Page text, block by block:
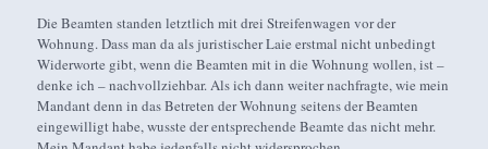
Die Beamten standen letztlich mit drei Streifenwagen vor der
Wohnung. Dass man da als juristischer Laie erstmal nicht unbedingt
Widerworte gibt, wenn die Beamten mit in die Wohnung wollen, ist –
denke ich – nachvollziehbar. Als ich dann weiter nachfragte, wie mein
Mandant denn in das Betreten der Wohnung seitens der Beamten
eingewilligt habe, wusste der entsprechende Beamte das nicht mehr.